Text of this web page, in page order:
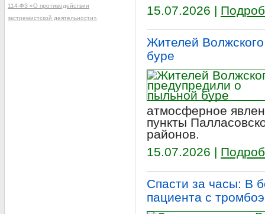
15.07.2026 |
Жителей
буре
атмосферное
пункты
районов.
15.07.2026 |
Спасти за часы: В
пациента с
114-ФЗ «О противодействии
экстремистской деятельности»